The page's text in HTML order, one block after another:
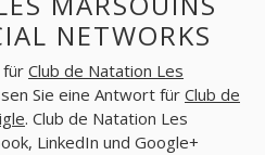
NETWORKS
für Club de Natation Les
Sie eine Antwort für Club de
. Club de Natation Les
LinkedIn und Google+